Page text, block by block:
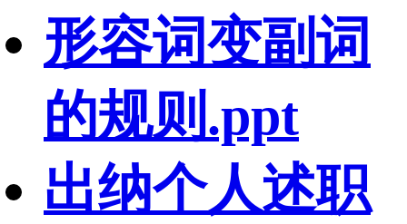
形容词变副词
的规则.ppt
出纳个人述职